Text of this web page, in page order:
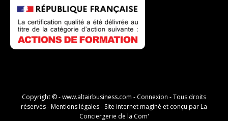
Copyright © -www.altairbusiness.com - Connexion - Tous droits
réservés -Mentions légales- Site internet maginé et conçu parLa
Conciergerie de la Com'